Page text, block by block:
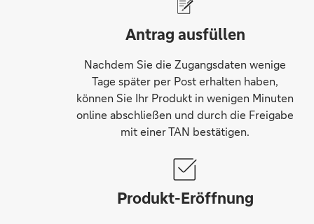
Antrag ausfüllen
Nachdem Sie die Zugangsdaten wenige
Tage später per Post erhalten haben,
können Sie Ihr Produkt in wenigen Minuten
online abschließen und durch die Freigabe
mit einer TAN bestätigen.
Produkt-Eröffnung